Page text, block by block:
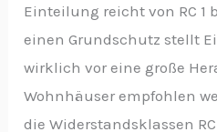
Einteilung reicht von RC 1
einen Grundschutz stellt
wirklich vor eine große
Wohnhäuser empfohlen
die Widerstandsklassen